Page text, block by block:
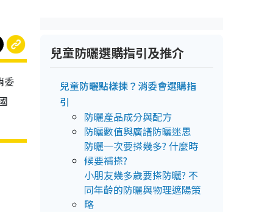
委
兒童防曬選購指引及推介
兒童防曬點樣揀？消委會選購指
引
防曬產品成分與配方
防曬數值與廣譜防曬迷思
防曬一次要搽幾多? 什麼時
候要補搽?
小朋友幾多歲要搽防曬? 不
同年齡的防曬與物理遮陽策
略